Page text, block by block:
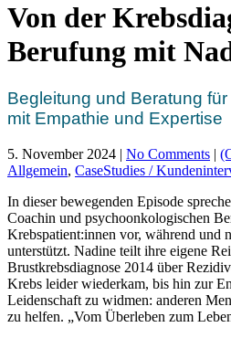
Von der
Berufung mit
Begleitung und Beratung
mit Empathie und Expertise
5. November 2024 | No Comments |
Allgemein, CaseStudies /
In dieser bewegenden Episode
Coachin und psychoonkologischen
Krebspatient:innen vor, während und
unterstützt. Nadine teilt ihre eigene
Brustkrebsdiagnose 2014 über
Krebs leider wiederkam, bis hin zur
Leidenschaft zu widmen: anderen
zu helfen. „Vom Überleben zum